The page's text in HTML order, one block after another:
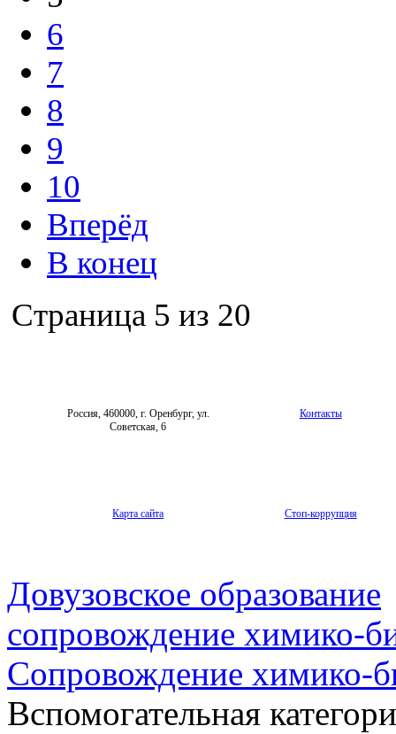
6
7
8
9
10
Вперёд
В конец
Страница 5 из 20
Россия, 460000, г. Оренбург, ул.
Советская, 6
Контакты
Карта сайта Стоп-коррупция
Довузовское образование
сопровождение химико-
Сопровождение химико-
Вспомогательная